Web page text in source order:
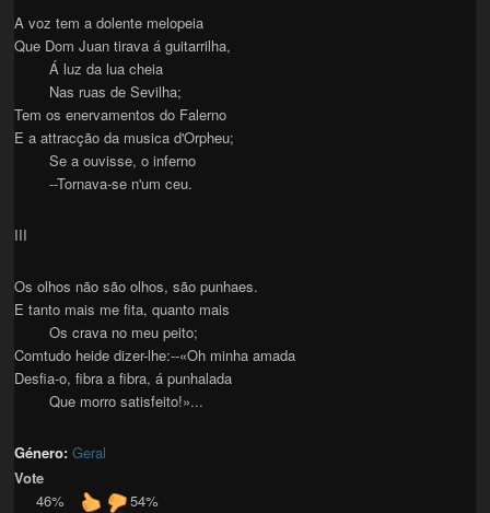
A voz tem a dolente melopeia
Que Dom Juan tirava á guitarrilha,
Á luz da lua cheia
Nas ruas de Sevilha;
Tem os enervamentos do Falerno
E a attracção da musica d'Orpheu;
Se a ouvisse, o inferno
--Tornava-se n'um ceu.
III
Os olhos não são olhos, são punhaes.
E tanto mais me fita, quanto mais
Os crava no meu peito;
Comtudo heide dizer-lhe:--«Oh minha amada
Desfia-o, fibra a fibra, á punhalada
Que morro satisfeito!»...
Género:Geral
Vote
46%
54%